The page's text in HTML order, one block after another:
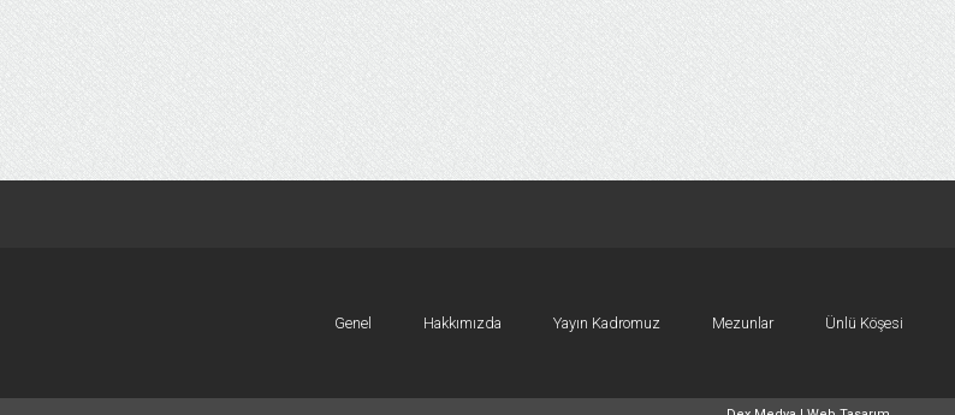
Genel Hakkımızda Yayın Kadromuz Mezunlar Ünlü Köşesi